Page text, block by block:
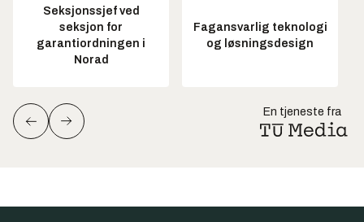
Seksjonssjef ved
seksjon for
garantiordningen i
Norad
Fagansvarlig teknologi
og løsningsdesign
En tjeneste fra